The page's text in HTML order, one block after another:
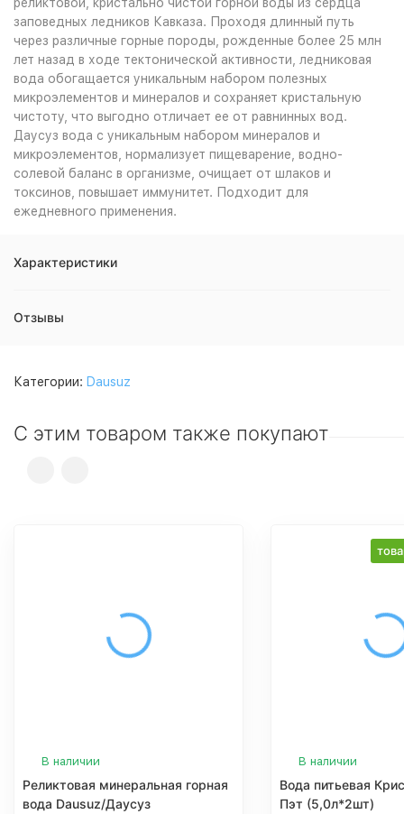
заповедных ледников Кавказа. Проходя длинный путь
через различные горные породы, рожденные более 25 млн
лет назад в ходе тектонической активности, ледниковая
вода обогащается уникальным набором полезных
микроэлементов и минералов и сохраняет кристальную
чистоту, что выгодно отличает ее от равнинных вод.
Даусуз вода с уникальным набором минералов и
микроэлементов, нормализует пищеварение, водно-
солевой баланс в организме, очищает от шлаков и
токсинов, повышает иммунитет. Подходит для
ежедневного применения.
Характеристики
Отзывы
Категории: Dausuz
С этим товаром также покупают
В наличии
Реликтовая минеральная горная
вода Dausuz/Даусуз
В наличии
Вода питьевая
Пэт (5,0л*2шт)